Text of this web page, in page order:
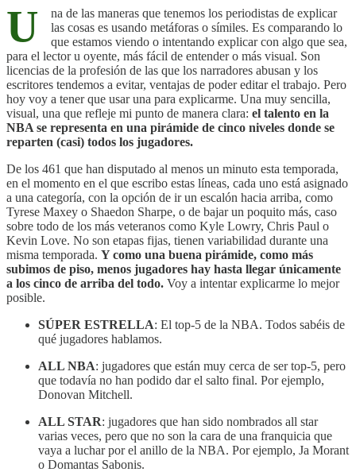
U
na de las maneras que tenemos los periodistas de explicar
las cosas es usando metáforas o símiles. Es comparando lo
que estamos viendo o intentando explicar con algo que sea,
para el lector u oyente, más fácil de entender o más visual. Son
licencias de la profesión de las que los narradores abusan y los
escritores tendemos a evitar, ventajas de poder editar el trabajo. Pero
hoy voy a tener que usar una para explicarme. Una muy sencilla,
visual, una que refleje mi punto de manera clara: el talento en la
NBA se representa en una pirámide de cinco niveles donde se
reparten (casi) todos los jugadores.
De los 461 que han disputado al menos un minuto esta temporada,
en el momento en el que escribo estas líneas, cada uno está asignado
a una categoría, con la opción de ir un escalón hacia arriba, como
Tyrese Maxey o Shaedon Sharpe, o de bajar un poquito más, caso
sobre todo de los más veteranos como Kyle Lowry, Chris Paul o
Kevin Love. No son etapas fijas, tienen variabilidad durante una
misma temporada. Y como una buena pirámide, como más
subimos de piso, menos jugadores hay hasta llegar únicamente
a los cinco de arriba del todo. Voy a intentar explicarme lo mejor
posible.
SÚPER ESTRELLA: El top-5 de la NBA. Todos sabéis de
qué jugadores hablamos.
ALL NBA: jugadores que están muy cerca de ser top-5, pero
que todavía no han podido dar el salto final. Por ejemplo,
Donovan Mitchell.
ALL STAR: jugadores que han sido nombrados all star
varias veces, pero que no son la cara de una franquicia que
vaya a luchar por el anillo de la NBA. Por ejemplo, Ja Morant
o Domantas Sabonis.